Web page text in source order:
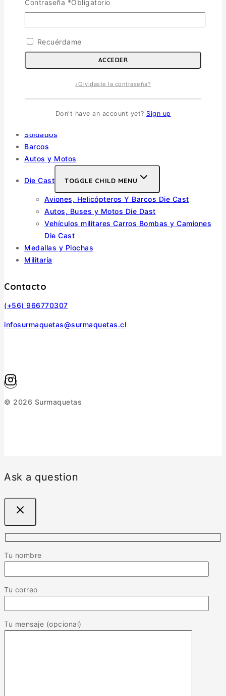
Escala 1/48
Otras
Escala 1/35
Escala 1/72
Soldados
Barcos
Autos y Motos
Die Cast TOGGLE CHILD MENU
Aviones, Helicópteros Y Barcos Die Cast
Autos, Buses y Motos Die Dast
Vehículos militares Carros Bombas y Camiones
Die Cast
Medallas y Piochas
Militaría
Contacto
(+56) 966770307
infosurmaquetas@surmaquetas.cl
© 2026 Surmaquetas
Ask a question
Tu nombre
Tu correo
Tu mensaje (opcional)
Contraseña *Obligatorio
Recuérdame
ACCEDER
¿Olvidaste la contraseña?
Don't have an account yet? Sign up